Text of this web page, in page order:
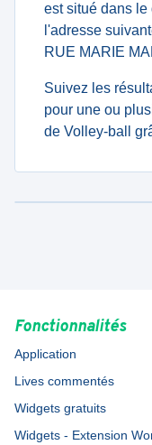
est situé dans le
l'adresse
RUE MARIE
Suivez les
pour une ou
de Volley-ball
Fonctionnalités
Application
Lives commentés
Widgets gratuits
Widgets - Extension